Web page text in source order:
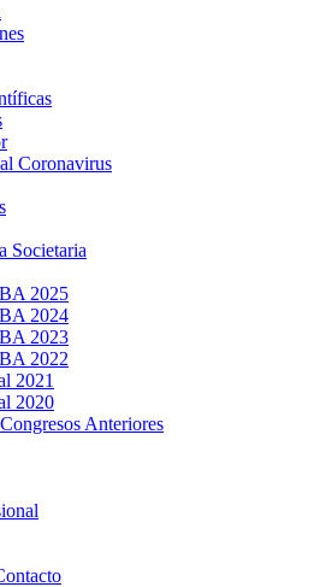
Coronavirus
Societaria
2025
2024
2023
2022
2021
2020
Anteriores